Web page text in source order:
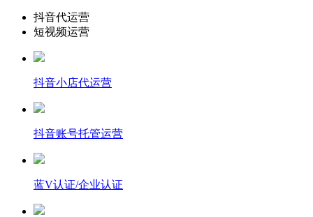
抖音代运营
短视频运营
抖音小店代运营
抖音账号托管运营
蓝V认证/企业认证